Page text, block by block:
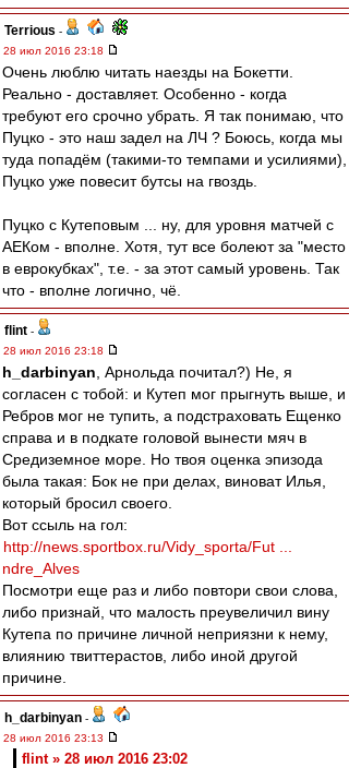
Terrious -
28 июл 2016 23:18
Очень люблю читать наезды на Бокетти.
Реально - доставляет. Особенно - когда
требуют его срочно убрать. Я так понимаю, что
Пуцко - это наш задел на ЛЧ ? Боюсь, когда мы
туда попадём (такими-то темпами и усилиями),
Пуцко уже повесит бутсы на гвоздь.
Пуцко с Кутеповым ... ну, для уровня матчей с
АЕКом - вполне. Хотя, тут все болеют за "место
в еврокубках", т.е. - за этот самый уровень. Так
что - вполне логично, чё.
flint -
28 июл 2016 23:18
h_darbinyan , Арнольда почитал?) Не, я
согласен с тобой: и Кутеп мог прыгнуть выше, и
Ребров мог не тупить, а подстраховать Ещенко
справа и в подкате головой вынести мяч в
Средиземное море. Но твоя оценка эпизода
была такая: Бок не при делах, виноват Илья,
который бросил своего.
Вот ссыль на гол:
http://news.sportbox.ru/Vidy_sporta/Fut ...
ndre_Alves
Посмотри еще раз и либо повтори свои слова,
либо признай, что малость преувеличил вину
Кутепа по причине личной неприязни к нему,
влиянию твиттерастов, либо иной другой
причине.
h_darbinyan -
28 июл 2016 23:13
flint » 28 июл 2016 23:02